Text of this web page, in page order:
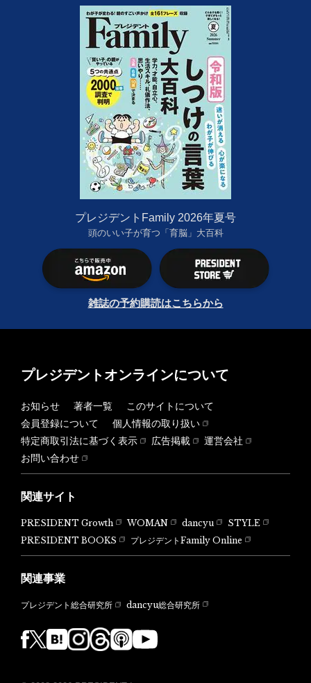
プレジデントFamily 2026年夏号
頭のいい子が育つ「育脳」大百科
雑誌の予約購読はこちらから
プレジデントオンラインについて
お知らせ 著者一覧
このサイトについて
会員登録について
個人情報の取り扱い
特定商取引法に基づく表示
広告掲載
運営会社
お問い合わせ
関連サイト
PRESIDENT Growth WOMAN dancyu
STYLE
PRESIDENT BOOKS
プレジデントFamily Online
関連事業
プレジデント総合研究所 dancyu総合研究所